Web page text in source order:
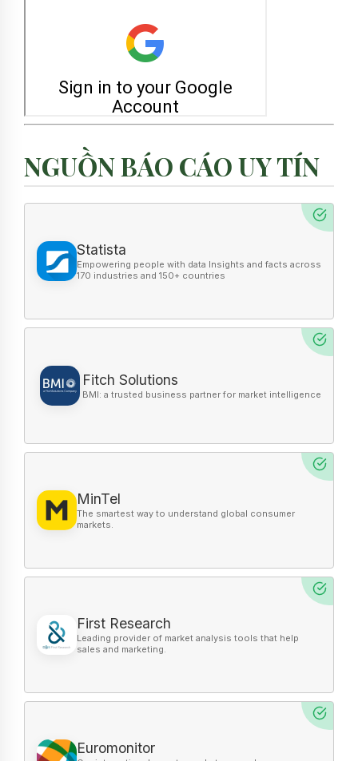
NGUỒN BÁO CÁO UY TÍN
Statista
Fitch Solutions
MinTel
First Research
Euromonitor